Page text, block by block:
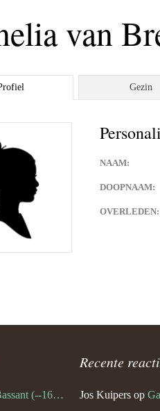
van
Gezin
NAAM:
DOOPNAAM:
OVERLEDEN:
Lijsbet / Lijsie Bassant (--1687)
Recente
Jos Kuipers op